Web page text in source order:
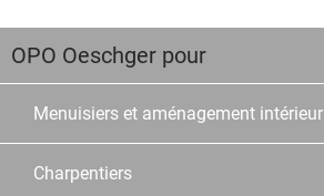
OPO Oeschger pour
Menuisiers et aménagement intérieur
Charpentiers